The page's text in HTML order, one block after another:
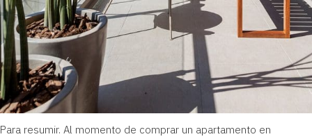
Para resumir. Al momento de comprar un apartamento en